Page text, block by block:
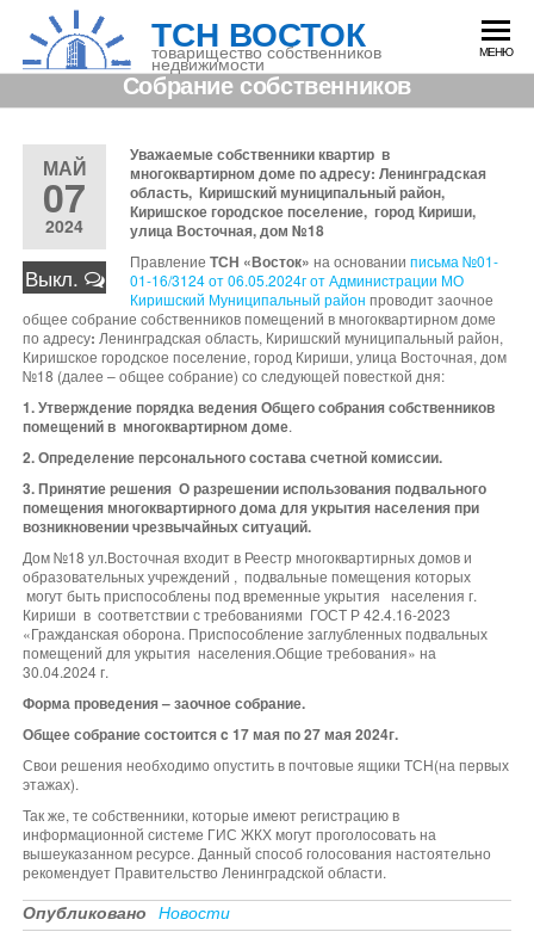
содержимому
ТСН ВОСТОК
товарищество собственников
недвижимости МЕНЮ
Собрание собственников
МАЙ
07
2024
Выкл.
Уважаемые собственники квартир в
многоквартирном доме по адресу: Ленинградская
область, Киришский муниципальный район,
Киришское городское поселение, город Кириши,
улица Восточная, дом №18
ПравлениеТСН «Восток» на основанииписьма №01-
01-16/3124 от 06.05.2024г от Администрации МО
Киришский Муниципальный район проводит заочное
общее собрание собственников помещений в многоквартирном доме
по адресу:Ленинградская область, Киришский муниципальный район,
Киришское городское поселение, город Кириши, улица Восточная, дом
№18 (далее – общее собрание) со следующей повесткой дня:
1. Утверждение порядка ведения Общего собрания собственников
помещений в многоквартирном доме.
2. Определение персонального состава счетной комиссии.
3. Принятие решения О разрешении использования подвального
помещения многоквартирного дома для укрытия населения при
возникновении чрезвычайных ситуаций.
Дом №18 ул.Восточная входит в Реестр многоквартирных домов и
образовательных учреждений , подвальные помещения которых
могут быть приспособлены под временные укрытия населения г.
Кириши в соответствии с требованиями ГОСТ Р 42.4.16-2023
«Гражданская оборона. Приспособление заглубленных подвальных
помещений для укрытия населения.Общие требования» на
30.04.2024 г.
Форма проведения – заочное собрание.
Общее собраниесостоитсяc 17мая по 27 мая 2024г.
Свои решения необходимо опустить в почтовые ящики ТСН(на первых
этажах).
Так же, те собственники, которые имеют регистрацию в
информационной системе ГИС ЖКХ могут проголосовать на
вышеуказанном ресурсе. Данный способ голосования настоятельно
рекомендует Правительство Ленинградской области.
Опубликовано Новости